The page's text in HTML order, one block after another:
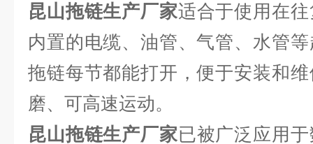
昆山拖链生产厂家适合于使用在
内置的电缆、油管、气管、水管
拖链每节都能打开，便于安装和
磨、可高速运动。
昆山拖链生产厂家已被广泛应用